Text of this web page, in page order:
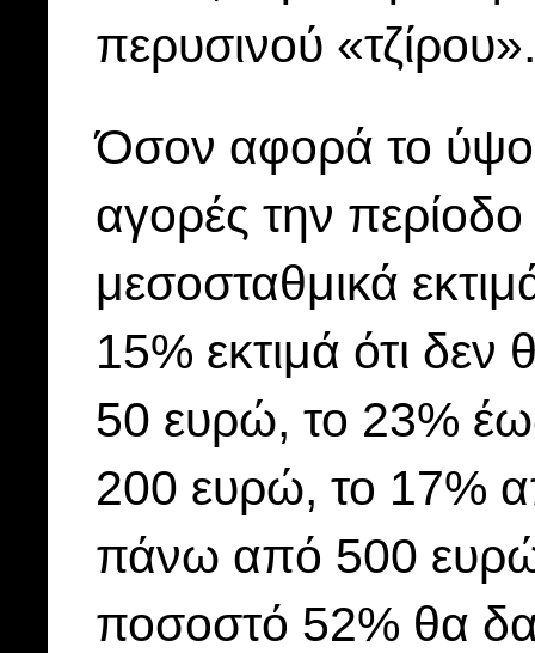
περυσινού «τζίρου».
Όσον αφορά το
αγορές την
μεσοσταθμικά
15% εκτιμά ότι δεν
50 ευρώ, το 23%
200 ευρώ, το 17%
πάνω από 500
ποσοστό 52% θα